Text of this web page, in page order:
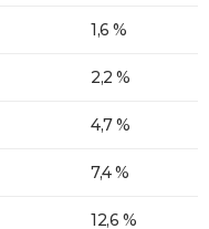
1,6 %
2,2 %
4,7 %
7,4 %
12,6 %